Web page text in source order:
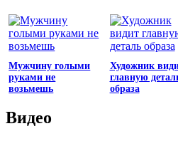
Мужчину голыми
руками не
возьмешь
Художник
главную
образа
Видео